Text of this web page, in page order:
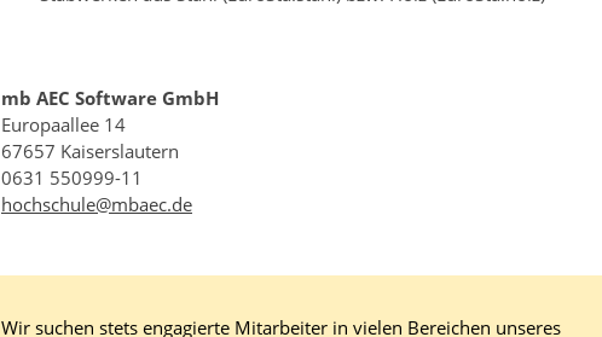
mb AEC Software GmbH
Europaallee 14
67657 Kaiserslautern
0631 550999-11
hochschule@mbaec.de
Wir suchen stets engagierte Mitarbeiter in vielen Bereichen unseres